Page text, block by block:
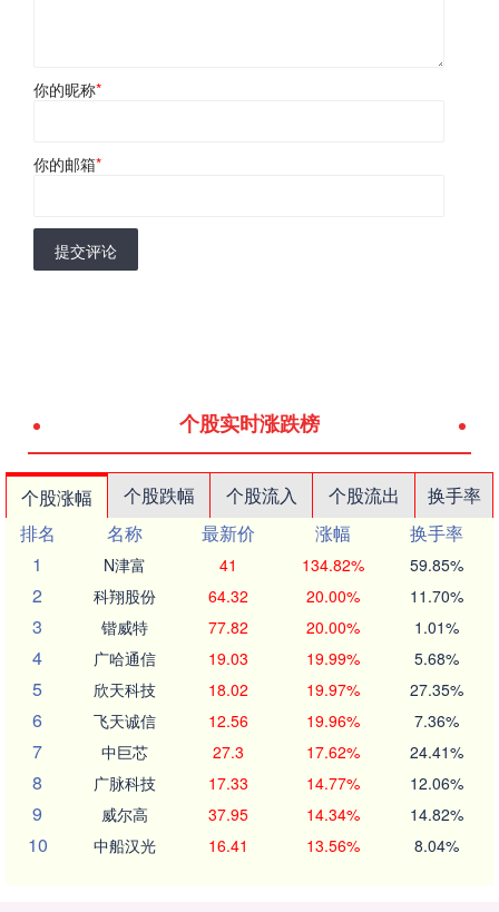
你的昵称*
你的邮箱*
提交评论
个股实时涨跌榜
个股涨幅 个股跌幅 个股流入 个股流出
换手率
排名
名称 最新价 涨幅
换手率
1
N津富 41 134.82% 59.85%
2 科翔股份 64.32 20.00% 11.70%
3 锴威特 77.82 20.00% 1.01%
4 广哈通信 19.03 19.99% 5.68%
5 欣天科技 18.02 19.97% 27.35%
6 飞天诚信 12.56 19.96% 7.36%
7 中巨芯 27.3 17.62% 24.41%
8 广脉科技 17.33 14.77% 12.06%
9 威尔高 37.95 14.34% 14.82%
10 中船汉光 16.41 13.56% 8.04%